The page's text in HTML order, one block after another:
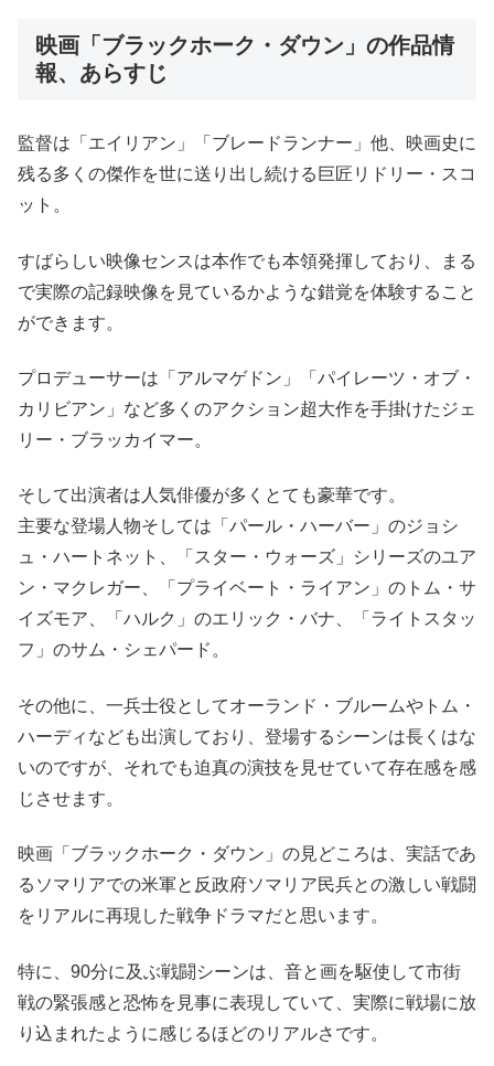
映画「ブラックホーク・ダウン」の作品情
報、あらすじ
監督は「エイリアン」「ブレードランナー」他、映画史に
残る多くの傑作を世に送り出し続ける巨匠リドリー・スコ
ット。
すばらしい映像センスは本作でも本領発揮しており、まる
で実際の記録映像を見ているかような錯覚を体験すること
ができます。
プロデューサーは「アルマゲドン」「パイレーツ・オブ・
カリビアン」など多くのアクション超大作を手掛けたジェ
リー・ブラッカイマー。
そして出演者は人気俳優が多くとても豪華です。
主要な登場人物そしては「パール・ハーバー」のジョシ
ュ・ハートネット、「スター・ウォーズ」シリーズのユア
ン・マクレガー、「プライベート・ライアン」のトム・サ
イズモア、「ハルク」のエリック・バナ、「ライトスタッ
フ」のサム・シェパード。
その他に、一兵士役としてオーランド・ブルームやトム・
ハーディなども出演しており、登場するシーンは長くはな
いのですが、それでも迫真の演技を見せていて存在感を感
じさせます。
映画「ブラックホーク・ダウン」の見どころは、実話であ
るソマリアでの米軍と反政府ソマリア民兵との激しい戦闘
をリアルに再現した戦争ドラマだと思います。
特に、90分に及ぶ戦闘シーンは、音と画を駆使して市街
戦の緊張感と恐怖を見事に表現していて、実際に戦場に放
り込まれたように感じるほどのリアルさです。